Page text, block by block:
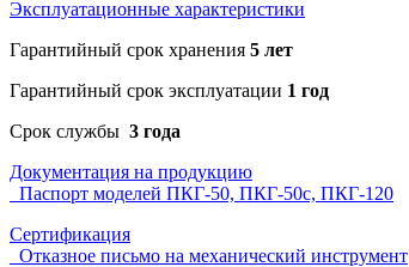
Эксплуатационные характеристики
Гарантийный срок хранения 5 лет
Гарантийный срок эксплуатации 1 год
Срок службы 3 года
Документация на продукцию
Паспорт моделей ПКГ-50, ПКГ-50c, ПКГ-120
Сертификация
Отказное письмо на механический инструмент